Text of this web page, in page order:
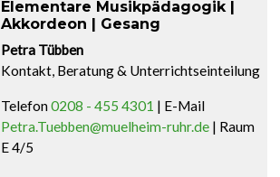
Elementare Musikpädagogik |
Akkordeon | Gesang
Petra Tübben
Kontakt, Beratung & Unterrichtseinteilung
Telefon0208 - 455 4301 | E-Mail
Petra.Tuebben@muelheim-ruhr.de | Raum
E 4/5